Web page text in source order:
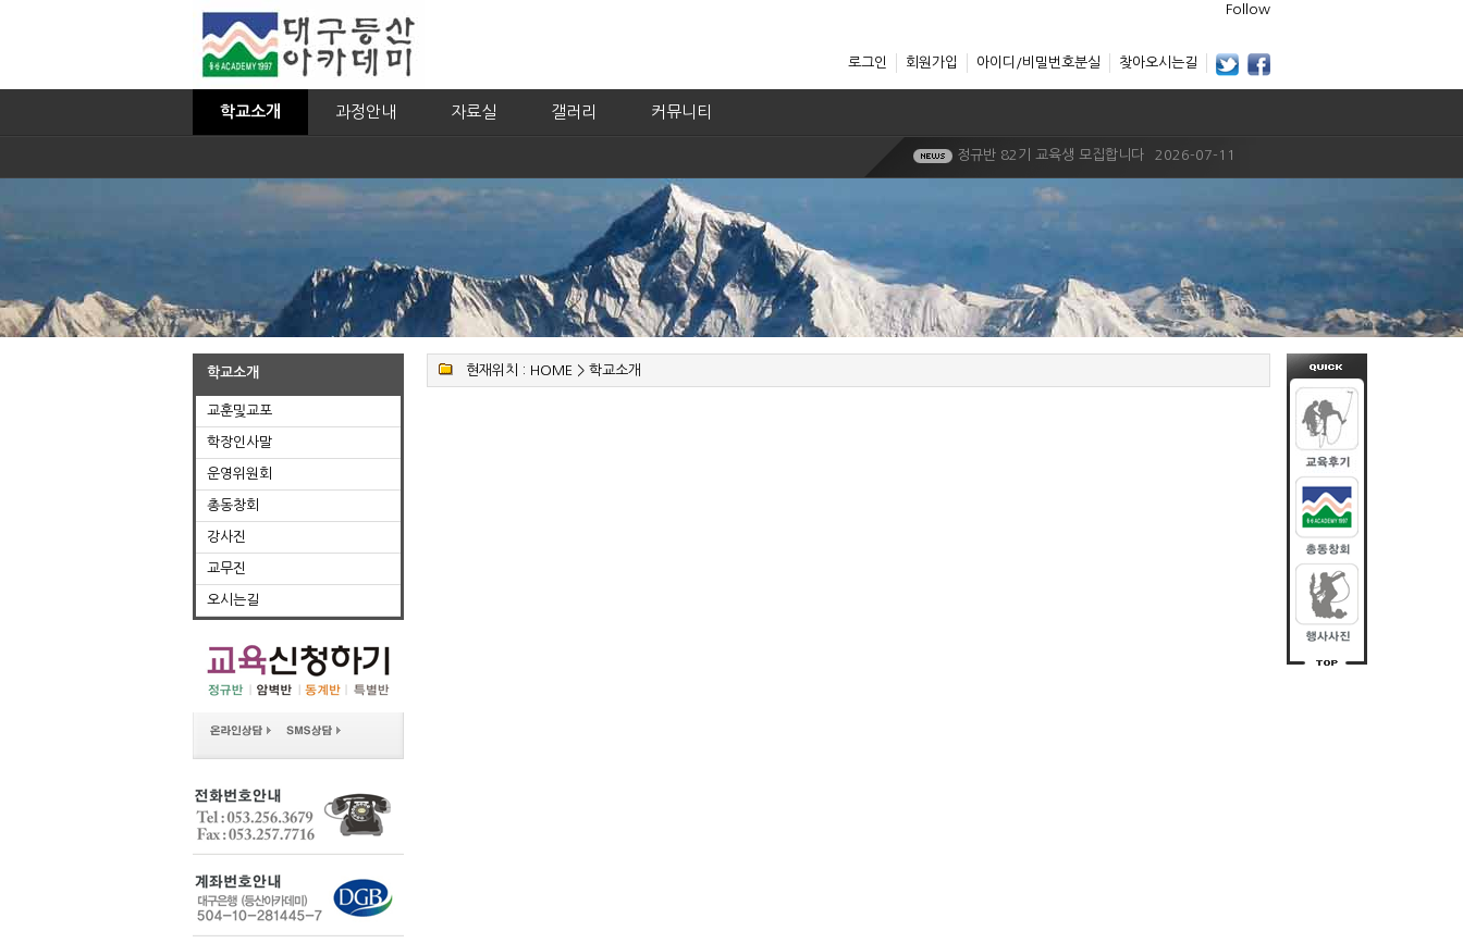
Follow
로그인 회원가입 아이디/비밀번호분실 찾아오시는길
학교소개 과정안내 자료실 갤러리 커뮤니티
정규반 82기 교육생 모집합니다
2026-07-11
2026년 암벽반 18기 교육생모집
2026-04-13
2026년 암벽반 18기 교육생모집
2025-07-30
2025년 암벽반 18기 교육생 모집..
정규반 80기 교육생 모집합니다
2025-02-21
동계반6기 수강생 모집합니다.
2024-12-16
동계반6기 수강생 모집합니다.
2024-12-16
정규반 82기 교육생 모집합니다
2026-07-11
학교소개
교훈및교포
학장인사말
운영위원회
총동창회
강사진
교무진
오시는길
현재위치 : HOME > 학교소개